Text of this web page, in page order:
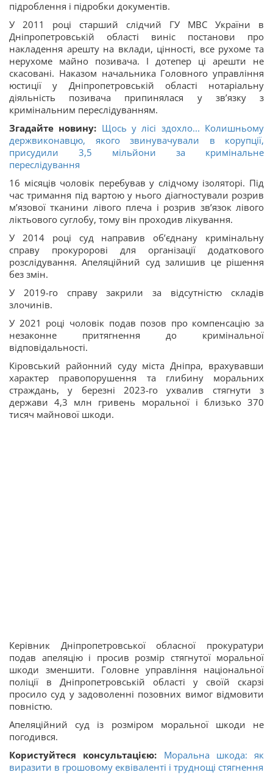
підроблення і підробки документів.
У 2011 році старший слідчий ГУ МВС України в
Дніпропетровській області виніс постанови про
накладення арешту на вклади, цінності, все рухоме та
нерухоме майно позивача. І дотепер ці арешти не
скасовані. Наказом начальника Головного управління
юстиції у Дніпропетровській області нотаріальну
діяльність позивача припинялася у звʼязку з
кримінальним переслідуванням.
Згадайте новину: Щось у лісі здохло... Колишньому
держвиконавцю, якого звинувачували в корупції,
присудили 3,5 мільйони за кримінальне
переслідування
16 місяців чоловік перебував у слідчому ізоляторі. Під
час тримання під вартою у нього діагностували розрив
мʼязової тканини лівого плеча і розрив звʼязок лівого
ліктьового суглобу, тому він проходив лікування.
У 2014 році суд направив обʼєднану кримінальну
справу прокуророві для організації додаткового
розслідування. Апеляційний суд залишив це рішення
без змін.
У 2019-го справу закрили за відсутністю складів
злочинів.
У 2021 році чоловік подав позов про компенсацію за
незаконне притягнення до кримінальної
відповідальності.
Кіровський районний суду міста Дніпра, врахувавши
характер правопорушення та глибину моральних
страждань, у березні 2023-го ухвалив стягнути з
держави 4,3 млн гривень моральної і близько 370
тисяч майнової шкоди.
Керівник Дніпропетровської обласної прокуратури
подав апеляцію і просив розмір стягнутої моральної
шкоди зменшити. Головне управління національної
поліції в Дніпропетровській області у своїй скарзі
просило суд у задоволенні позовних вимог відмовити
повністю.
Апеляційний суд із розміром моральної шкоди не
погодився.
Користуйтеся консультацією:
Моральна шкода: як
виразити в грошовому еквіваленті і труднощі стягнення